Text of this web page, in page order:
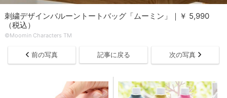
刺繍デザインバルーントートバッグ「ムーミン」｜￥ 5,990
（税込）
©Moomin Characters TM
前の写真 記事に戻る 次の写真